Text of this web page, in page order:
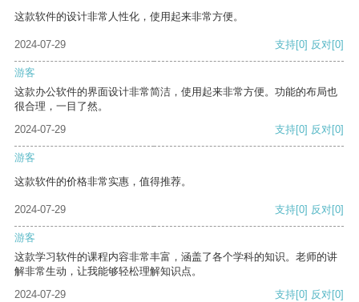
这款软件的设计非常人性化，使用起来非常方便。
2024-07-29 支持[0] 反对[0]
游客
这款办公软件的界面设计非常简洁，使用起来非常方便。功能的布局也
很合理，一目了然。
2024-07-29
支持[0] 反对[0]
游客
这款软件的价格非常实惠，值得推荐。
2024-07-29 支持[0] 反对[0]
游客
这款学习软件的课程内容非常丰富，涵盖了各个学科的知识。老师的讲
解非常生动，让我能够轻松理解知识点。
2024-07-29
支持[0] 反对[0]